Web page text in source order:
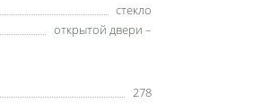
стекло
открытой двери –
278